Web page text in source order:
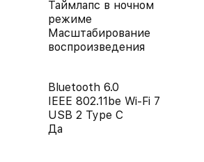
Таймлапс в ночном
режиме
Масштабирование
воспроизведения
Bluetooth 6.0
IEEE 802.11be Wi-Fi 7
USB 2 Type C
Да